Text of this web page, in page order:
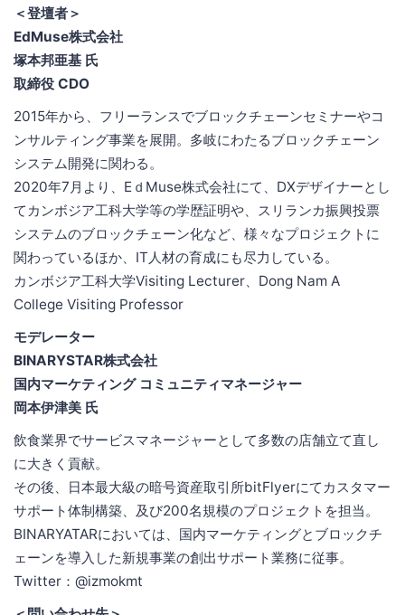
＜登壇者＞
EdMuse株式会社
塚本邦亜基 氏
取締役 CDO
2015年から、フリーランスでブロックチェーンセミナーやコ
ンサルティング事業を展開。多岐にわたるブロックチェーン
システム開発に関わる。
2020年7月より、EｄMuse株式会社にて、DXデザイナーとし
てカンボジア工科大学等の学歴証明や、スリランカ振興投票
システムのブロックチェーン化など、様々なプロジェクトに
関わっているほか、IT人材の育成にも尽力している。
カンボジア工科大学Visiting Lecturer、Dong Nam A
College Visiting Professor
モデレーター
BINARYSTAR株式会社
国内マーケティング コミュニティマネージャー
岡本伊津美 氏
飲食業界でサービスマネージャーとして多数の店舗立て直し
に大きく貢献。
その後、日本最大級の暗号資産取引所bitFlyerにてカスタマー
サポート体制構築、及び200名規模のプロジェクトを担当。
BINARYATARにおいては、国内マーケティングとブロックチ
ェーンを導入した新規事業の創出サポート業務に従事。
Twitter：@izmokmt